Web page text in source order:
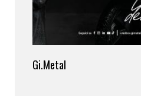
Gi.Metal